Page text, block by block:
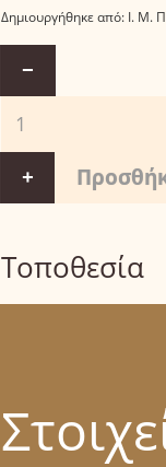
Δημιουργήθηκε από: Ι. Μ.
−
+
Τοποθεσία